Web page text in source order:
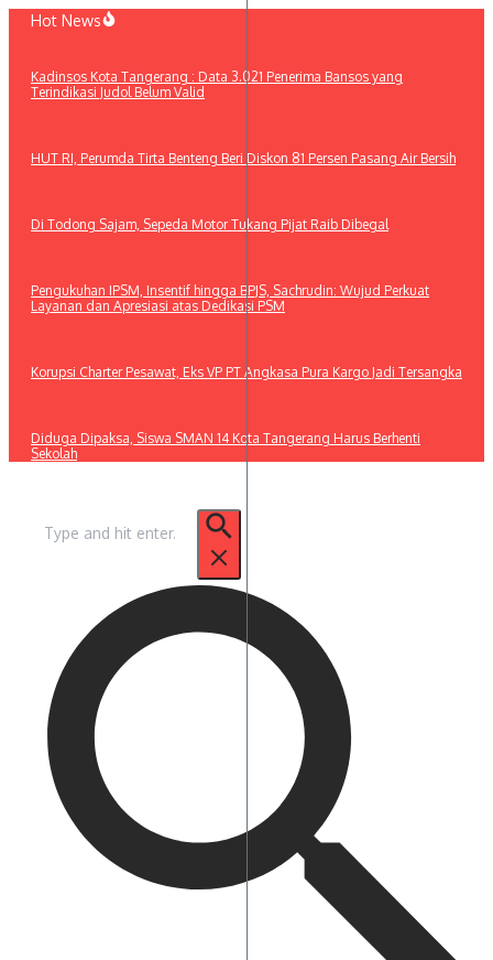
Lewati
Hot News
Kadinsos Kota Tangerang : Data 3.021 Penerima Bansos yang
Terindikasi Judol Belum Valid
HUT RI, Perumda Tirta Benteng Beri Diskon 81 Persen Pasang Air Bersih
Di Todong Sajam, Sepeda Motor Tukang Pijat Raib Dibegal
Pengukuhan IPSM, Insentif hingga BPJS, Sachrudin: Wujud Perkuat
Layanan dan Apresiasi atas Dedikasi PSM
Korupsi Charter Pesawat, Eks VP PT Angkasa Pura Kargo Jadi Tersangka
Diduga Dipaksa, Siswa SMAN 14 Kota Tangerang Harus Berhenti
Sekolah
untuk: